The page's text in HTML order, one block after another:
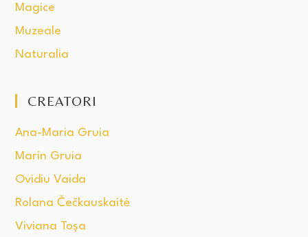
Magice
Muzeale
Naturalia
CREATORI
Ana-Maria Gruia
Marin Gruia
Ovidiu Vaida
Rolana Čečkauskaitė
Viviana Toșa